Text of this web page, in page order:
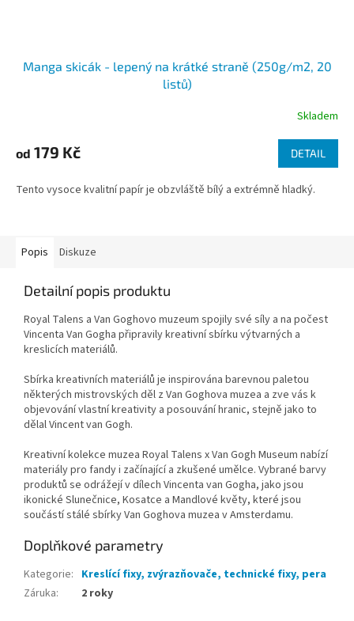
Manga skicák - lepený na krátké straně (250g/m2, 20
listů)
Skladem
od 179 Kč DETAIL
Tento vysoce kvalitní papír je obzvláště bílý a extrémně hladký.
Popis Diskuze
Detailní popis produktu
Royal Talens a Van Goghovo muzeum spojily své síly a na počest
Vincenta Van Gogha připravily kreativní sbírku výtvarných a
kreslicích materiálů.
Sbírka kreativních materiálů je inspirována barevnou paletou
některých mistrovských děl z Van Goghova muzea a zve vás k
objevování vlastní kreativity a posouvání hranic, stejně jako to
dělal Vincent van Gogh.
Kreativní kolekce muzea Royal Talens x Van Gogh Museum nabízí
materiály pro fandy i začínající a zkušené umělce. Vybrané barvy
produktů se odrážejí v dílech Vincenta van Gogha, jako jsou
ikonické Slunečnice, Kosatce a Mandlové květy, které jsou
součástí stálé sbírky Van Goghova muzea v Amsterdamu.
Doplňkové parametry
Kategorie: Kreslící fixy, zvýrazňovače, technické fixy, pera
Záruka: 2 roky